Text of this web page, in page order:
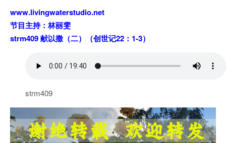
www.livingwaterstudio.net
节目主持：林丽雯
strm409 献以撒（二）（创世记22：1-3）
strm409